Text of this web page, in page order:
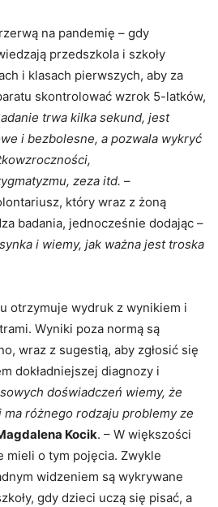
na pandemię – gdy
przedszkola i szkoły
i klasach pierwszych, aby za
skontrolować wzrok 5-latków,
trwa kilka sekund, jest
i bezbolesne, a pozwala wykryć
zeza itd. –
który wraz z żoną
badania, jednocześnie dodając –
i wiemy, jak ważna jest troska
otrzymuje wydruk z wynikiem i
Wyniki poza normą są
wraz z sugestią, aby zgłosić się
dokładniejszej diagnozy i
doświadczeń wiemy, że
ma różnego rodzaju problemy ze
Kocik. – W większości
mieli o tym pojęcia. Zwykle
widzeniem są wykrywane
gdy dzieci uczą się pisać, a